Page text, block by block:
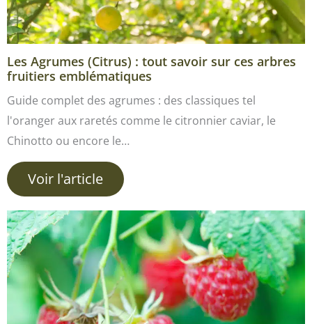
Les Agrumes (Citrus) : tout savoir sur ces arbres
fruitiers emblématiques
Guide complet des agrumes : des classiques tel
l'oranger aux raretés comme le citronnier caviar, le
Chinotto ou encore le…
Voir l'article